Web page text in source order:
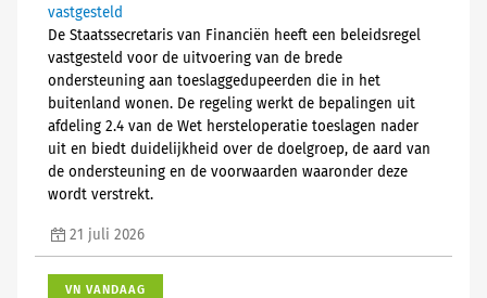
vastgesteld
De Staatssecretaris van Financiën heeft een beleidsregel
vastgesteld voor de uitvoering van de brede
ondersteuning aan toeslaggedupeerden die in het
buitenland wonen. De regeling werkt de bepalingen uit
afdeling 2.4 van de Wet hersteloperatie toeslagen nader
uit en biedt duidelijkheid over de doelgroep, de aard van
de ondersteuning en de voorwaarden waaronder deze
wordt verstrekt.
21 juli 2026
VN VANDAAG